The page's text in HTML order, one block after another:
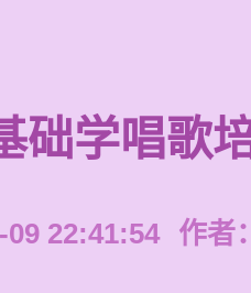
础学唱歌
09 22:41:54 作者：